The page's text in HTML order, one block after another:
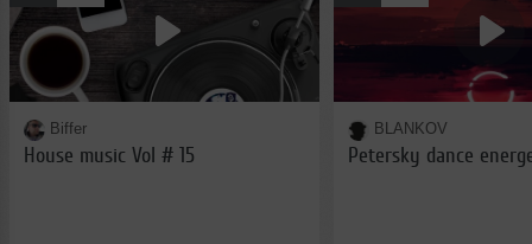
Biffer
House music Vol # 15
BLANKOV
Petersky dance